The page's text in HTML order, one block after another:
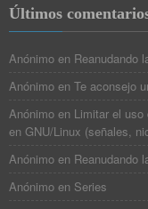
Últimos
Anónimo en Reanudando
Anónimo en Te aconsejo
Anónimo en Limitar el
en GNU/Linux (señales,
Anónimo en Reanudando
Anónimo en Series